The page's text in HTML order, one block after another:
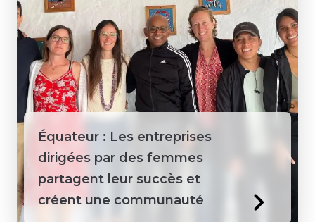
Équateur : Les entreprises
dirigées par des femmes
partagent leur succès et
créent une communauté